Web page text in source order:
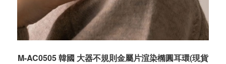
M-AC0505 韓國 大器不規則金屬片渲染橢圓耳環(現貨